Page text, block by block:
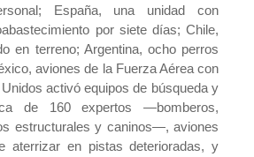
España, una unidad con
por siete días; Chile,
en terreno; Argentina, ocho perros
aviones de la Fuerza Aérea con
activó equipos de búsqueda y
de 160 expertos —bomberos,
estructurales y caninos—, aviones
aterrizar en pistas deterioradas, y